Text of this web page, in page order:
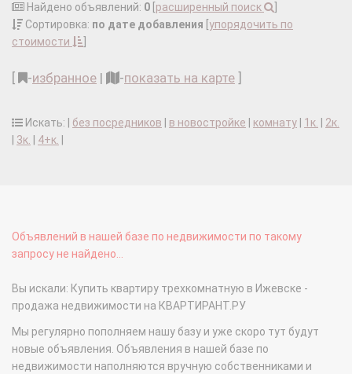
Найдено объявлений: 0 расширенный поиск
Сортировка: по дате добавления упорядочить по
стоимости
-избранное | -показать на карте
Искать: | без посредников в новостройке комнату 1к.
2к.
3к. 4+к.
Объявлений в нашей базе по недвижимости по такому
запросу не найдено...
Вы искали: Купить квартиру трехкомнатную в Ижевске -
продажа недвижимости на КВАРТИРАНТ.РУ
Мы регулярно пополняем нашу базу и уже скоро тут будут
новые объявления. Объявления в нашей базе по
недвижимости наполняются вручную собственниками и